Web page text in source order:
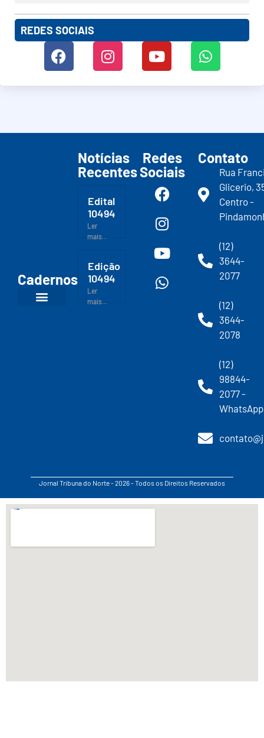
REDES SOCIAIS
Cadernos
Notícias
Recentes
Edital
10494
Ler
mais...
Edição
10494
Ler
mais...
Redes
Sociais
Contato
Rua
Glicerio,
Centro -
(12)
3644-
2077
(12)
3644-
2078
(12)
98844-
2077 -
WhatsApp
Jornal Tribuna do Norte - 2026 - Todos os Direitos Reservados